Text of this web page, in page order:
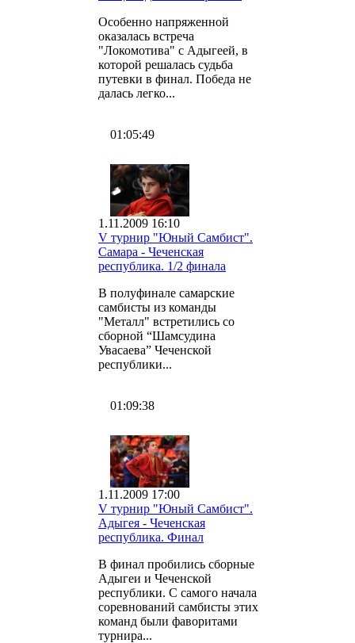
Особенно напряженной
оказалась встреча
"Локомотива" с Адыгеей, в
которой решалась судьба
путевки в финал. Победа не
далась легко...
01:05:49
1.11.2009 16:10
V турнир "Юный Самбист".
Самара - Чеченская
республика. 1/2 финала
В полуфинале самарские
самбисты из команды
"Металл" встретились со
сборной “Шамсудина
Увасаева” Чеченской
республики...
01:09:38
1.11.2009 17:00
V турнир "Юный Самбист".
Адыгея - Чеченская
республика. Финал
В финал пробились сборные
Адыгеи и Чеченской
республики. С самого начала
соревнований самбисты этих
команд были фаворитами
турнира...